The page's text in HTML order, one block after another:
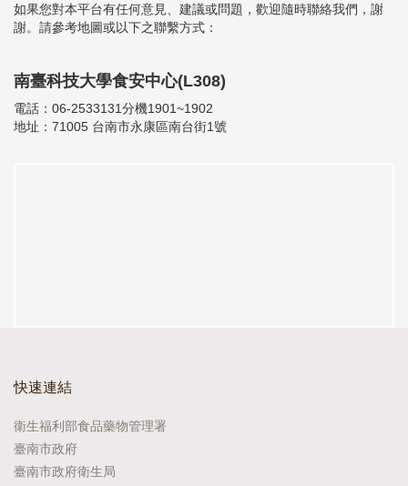
如果您對本平台有任何意見、建議或問題，歡迎隨時聯絡我們，謝
謝。請參考地圖或以下之聯繫方式：
南臺科技大學食安中心(L308)
電話：06-2533131分機1901~1902
地址：71005 台南市永康區南台街1號
快速連結
衛生福利部食品藥物管理署
臺南市政府
臺南市政府衛生局